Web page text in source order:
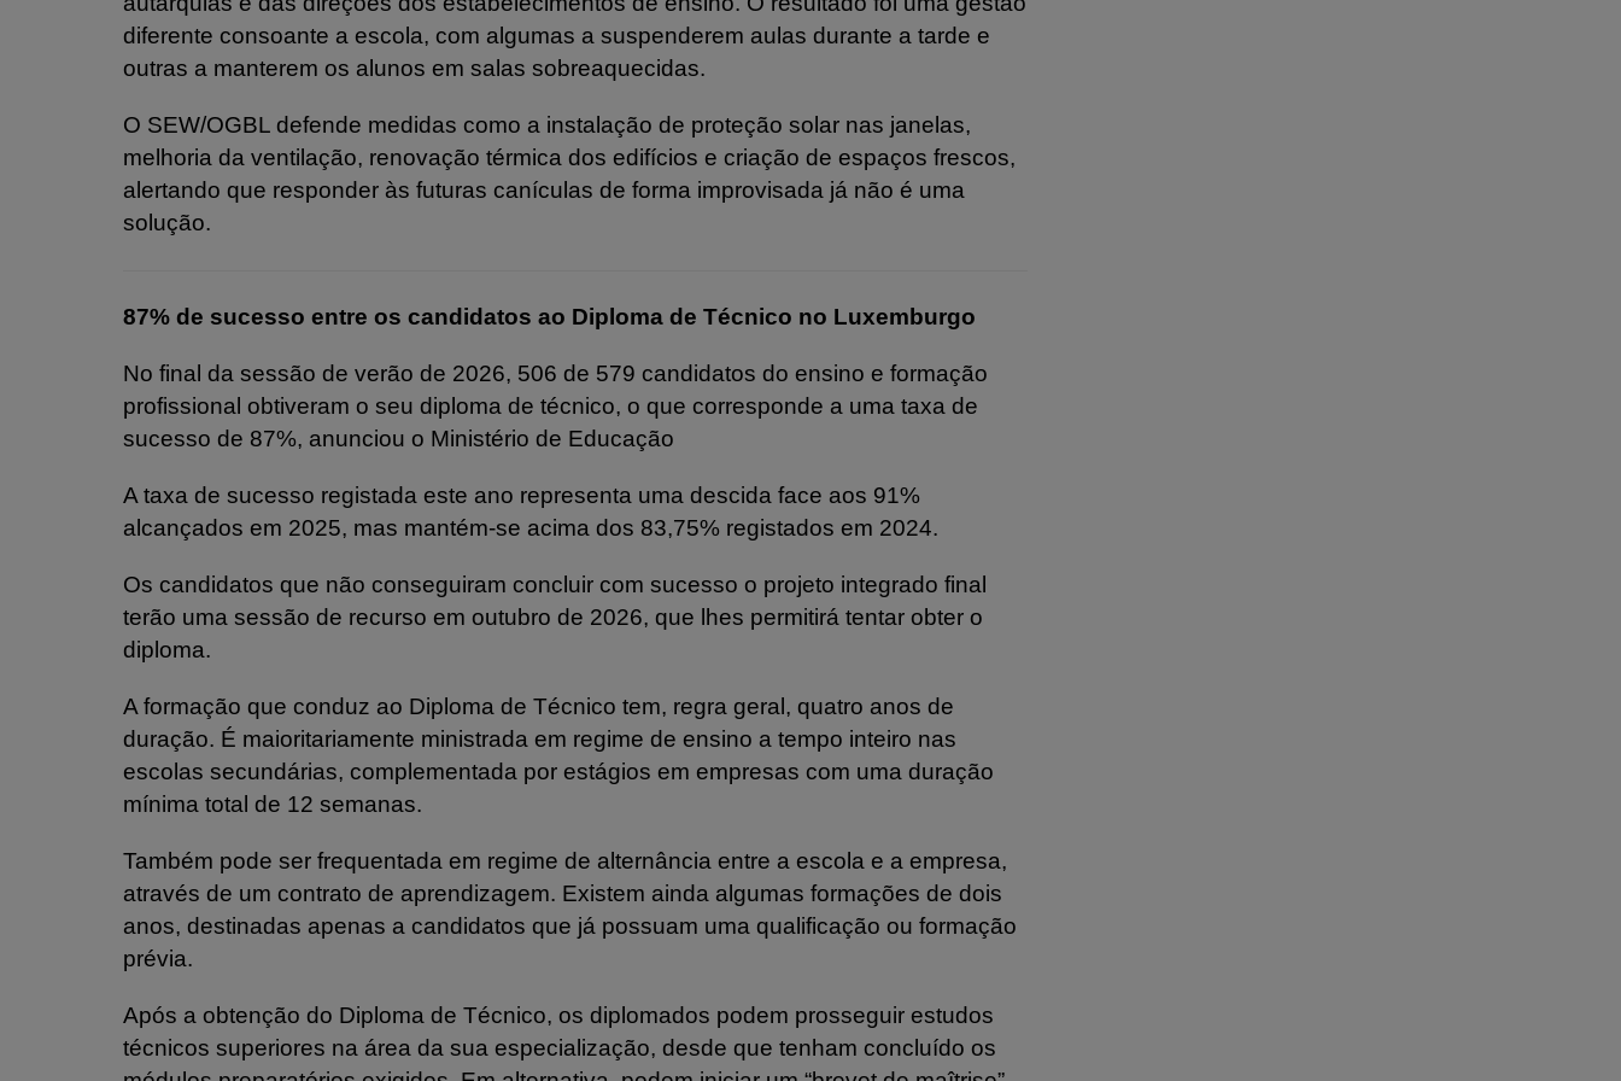
diferente consoante a escola, com algumas a suspenderem aulas durante a tarde e
outras a manterem os alunos em salas sobreaquecidas.
O SEW/OGBL defende medidas como a instalação de proteção solar nas janelas,
melhoria da ventilação, renovação térmica dos edifícios e criação de espaços frescos,
alertando que responder às futuras canículas de forma improvisada já não é uma
solução.
87% de sucesso entre os candidatos ao Diploma de Técnico no Luxemburgo
No final da sessão de verão de 2026, 506 de 579 candidatos do ensino e formação
profissional obtiveram o seu diploma de técnico, o que corresponde a uma taxa de
sucesso de 87%, anunciou o Ministério de Educação
A taxa de sucesso registada este ano representa uma descida face aos 91%
alcançados em 2025, mas mantém-se acima dos 83,75% registados em 2024.
Os candidatos que não conseguiram concluir com sucesso o projeto integrado final
terão uma sessão de recurso em outubro de 2026, que lhes permitirá tentar obter o
diploma.
A formação que conduz ao Diploma de Técnico tem, regra geral, quatro anos de
duração. É maioritariamente ministrada em regime de ensino a tempo inteiro nas
escolas secundárias, complementada por estágios em empresas com uma duração
mínima total de 12 semanas.
Também pode ser frequentada em regime de alternância entre a escola e a empresa,
através de um contrato de aprendizagem. Existem ainda algumas formações de dois
anos, destinadas apenas a candidatos que já possuam uma qualificação ou formação
prévia.
Após a obtenção do Diploma de Técnico, os diplomados podem prosseguir estudos
técnicos superiores na área da sua especialização, desde que tenham concluído os